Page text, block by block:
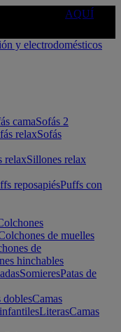
AQUÍ
camaSofás 2
relaxSofás
relaxSillones relax
reposapiésPuffs con
de muelles
de
hinchables
SomieresPatas de
doblesCamas
LiterasCamas